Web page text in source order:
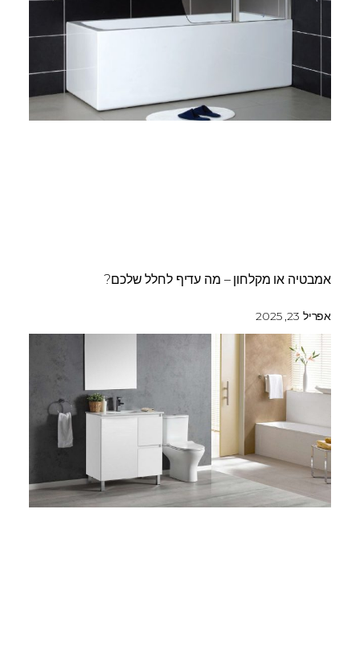
אמבטיה או מקלחון – מה עדיף לחלל שלכם?
אפריל 23, 2025